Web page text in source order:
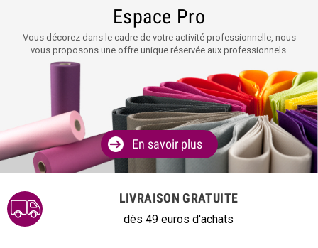
Espace Pro
Vous décorez dans le cadre de votre activité professionnelle, nous
vous proposons une offre unique réservée aux professionnels.
En savoir plus
LIVRAISON GRATUITE
dès 49 euros d'achats